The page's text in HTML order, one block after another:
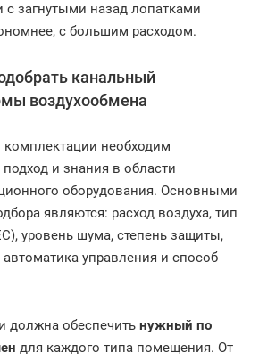
загнутыми назад лопатками
с большим расходом.
канальный
воздухообмена
необходим
и знания в области
оборудования. Основными
являются: расход воздуха, тип
уровень шума, степень защиты,
автоматика управления и способ
должна обеспечить нужный по
для каждого типа помещения. От